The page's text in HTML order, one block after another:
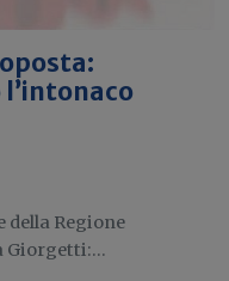
della Regione
Giorgetti:...